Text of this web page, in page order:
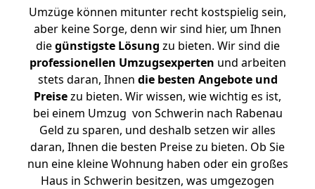
Umzüge können mitunter recht kostspielig sein,
aber keine Sorge, denn wir sind hier, um Ihnen
diegünstigste Lösung zu bieten. Wir sind die
professionellen Umzugsexperten und arbeiten
stets daran, Ihnen die besten Angebote und
Preisezu bieten. Wir wissen, wie wichtig es ist,
bei einem Umzug von Schwerin nach Rabenau
Geld zu sparen, und deshalb setzen wir alles
daran, Ihnen die besten Preise zu bieten. Ob Sie
nun eine kleine Wohnung haben oder ein großes
Haus in Schwerin besitzen, was umgezogen